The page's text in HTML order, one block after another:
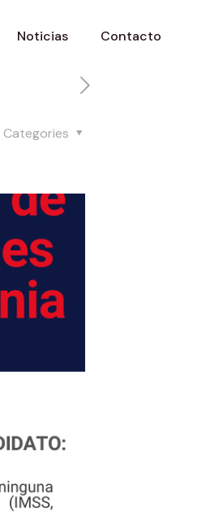
Noticias Contacto
Categories